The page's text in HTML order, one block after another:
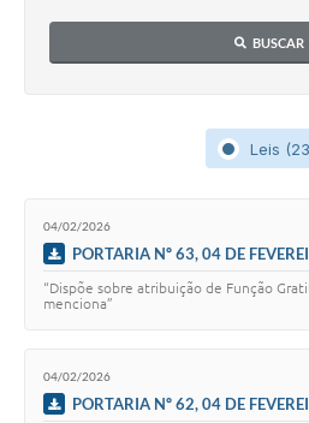
BUSCAR
Leis
04/02/2026
PORTARIA Nº 63, 04 DE
“Dispõe sobre atribuição de Função
menciona”
04/02/2026
PORTARIA Nº 62, 04 DE